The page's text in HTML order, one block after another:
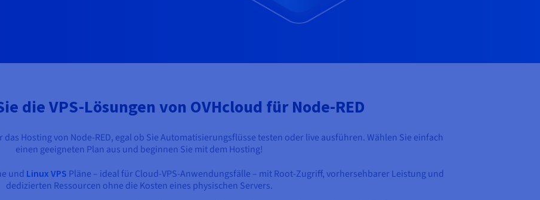
die VPS-Lösungen von OVHcloud für Node-RED
Hosting von Node-RED, egal ob Sie Automatisierungsflüsse testen oder live ausführen. Wählen Sie einfach
einen geeigneten Plan aus und beginnen Sie mit dem Hosting!
und Linux VPS Pläne – ideal für Cloud-VPS-Anwendungsfälle – mit Root-Zugriff, vorhersehbarer Leistung und
dedizierten Ressourcen ohne die Kosten eines physischen Servers.